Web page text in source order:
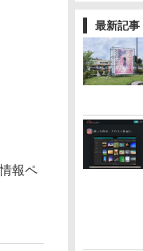
最新記事
報ペ